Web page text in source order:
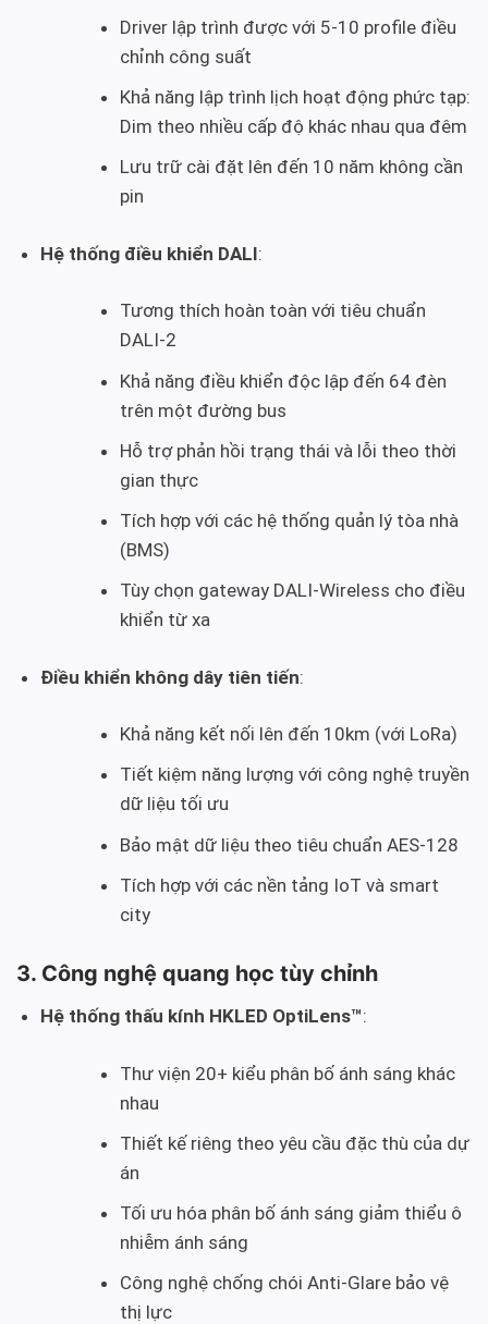
Driver lập trình được với 5-10 profile điều
chỉnh công suất
Khả năng lập trình lịch hoạt động phức tạp:
Dim theo nhiều cấp độ khác nhau qua đêm
Lưu trữ cài đặt lên đến 10 năm không cần
pin
Hệ thống điều khiển DALI:
Tương thích hoàn toàn với tiêu chuẩn
DALI-2
Khả năng điều khiển độc lập đến 64 đèn
trên một đường bus
Hỗ trợ phản hồi trạng thái và lỗi theo thời
gian thực
Tích hợp với các hệ thống quản lý tòa nhà
(BMS)
Tùy chọn gateway DALI-Wireless cho điều
khiển từ xa
Điều khiển không dây tiên tiến:
Khả năng kết nối lên đến 10km (với LoRa)
Tiết kiệm năng lượng với công nghệ truyền
dữ liệu tối ưu
Bảo mật dữ liệu theo tiêu chuẩn AES-128
Tích hợp với các nền tảng IoT và smart
city
3. Công nghệ quang học tùy chỉnh
Hệ thống thấu kính HKLED OptiLens™:
Thư viện 20+ kiểu phân bố ánh sáng khác
nhau
Thiết kế riêng theo yêu cầu đặc thù của dự
án
Tối ưu hóa phân bố ánh sáng giảm thiểu ô
nhiễm ánh sáng
Công nghệ chống chói Anti-Glare bảo vệ
thị lực